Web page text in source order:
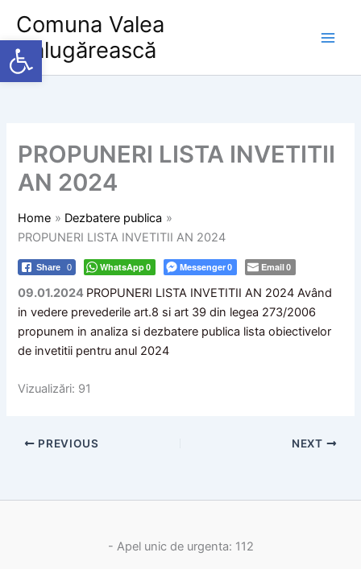
Deschide bara de unelte
content
Comuna Valea
Călugărească
PROPUNERI LISTA INVETITII
AN 2024
Home
Dezbatere publica
PROPUNERI LISTA INVETITII AN 2024
Share 0 WhatsApp 0 Messenger 0 Email 0
09.01.2024 PROPUNERI LISTA INVETITII AN 2024 Având
in vedere prevederile art.8 si art 39 din legea 273/2006
propunem in analiza si dezbatere publica lista obiectivelor
de invetitii pentru anul 2024
Vizualizări: 91
PREVIOUS NEXT
- Apel unic de urgenta: 112